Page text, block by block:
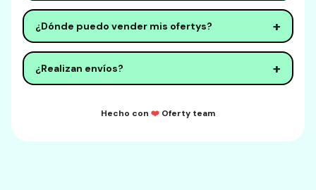
procesan en 24-48 horas.
Únete a nuestro programa de afiliados
compartiendo tu código único. Gana comisiones
por cada nuevo creador que se una.
¿Dónde puedo vender mis ofertys? +
Puedes vender en nuestra plataforma, compartir en
redes sociales, o integrar en tu propio sitio web.
¿Realizan envíos? +
logística debe ser administrado por el creador. Se
Hecho con ❤️ Oferty team